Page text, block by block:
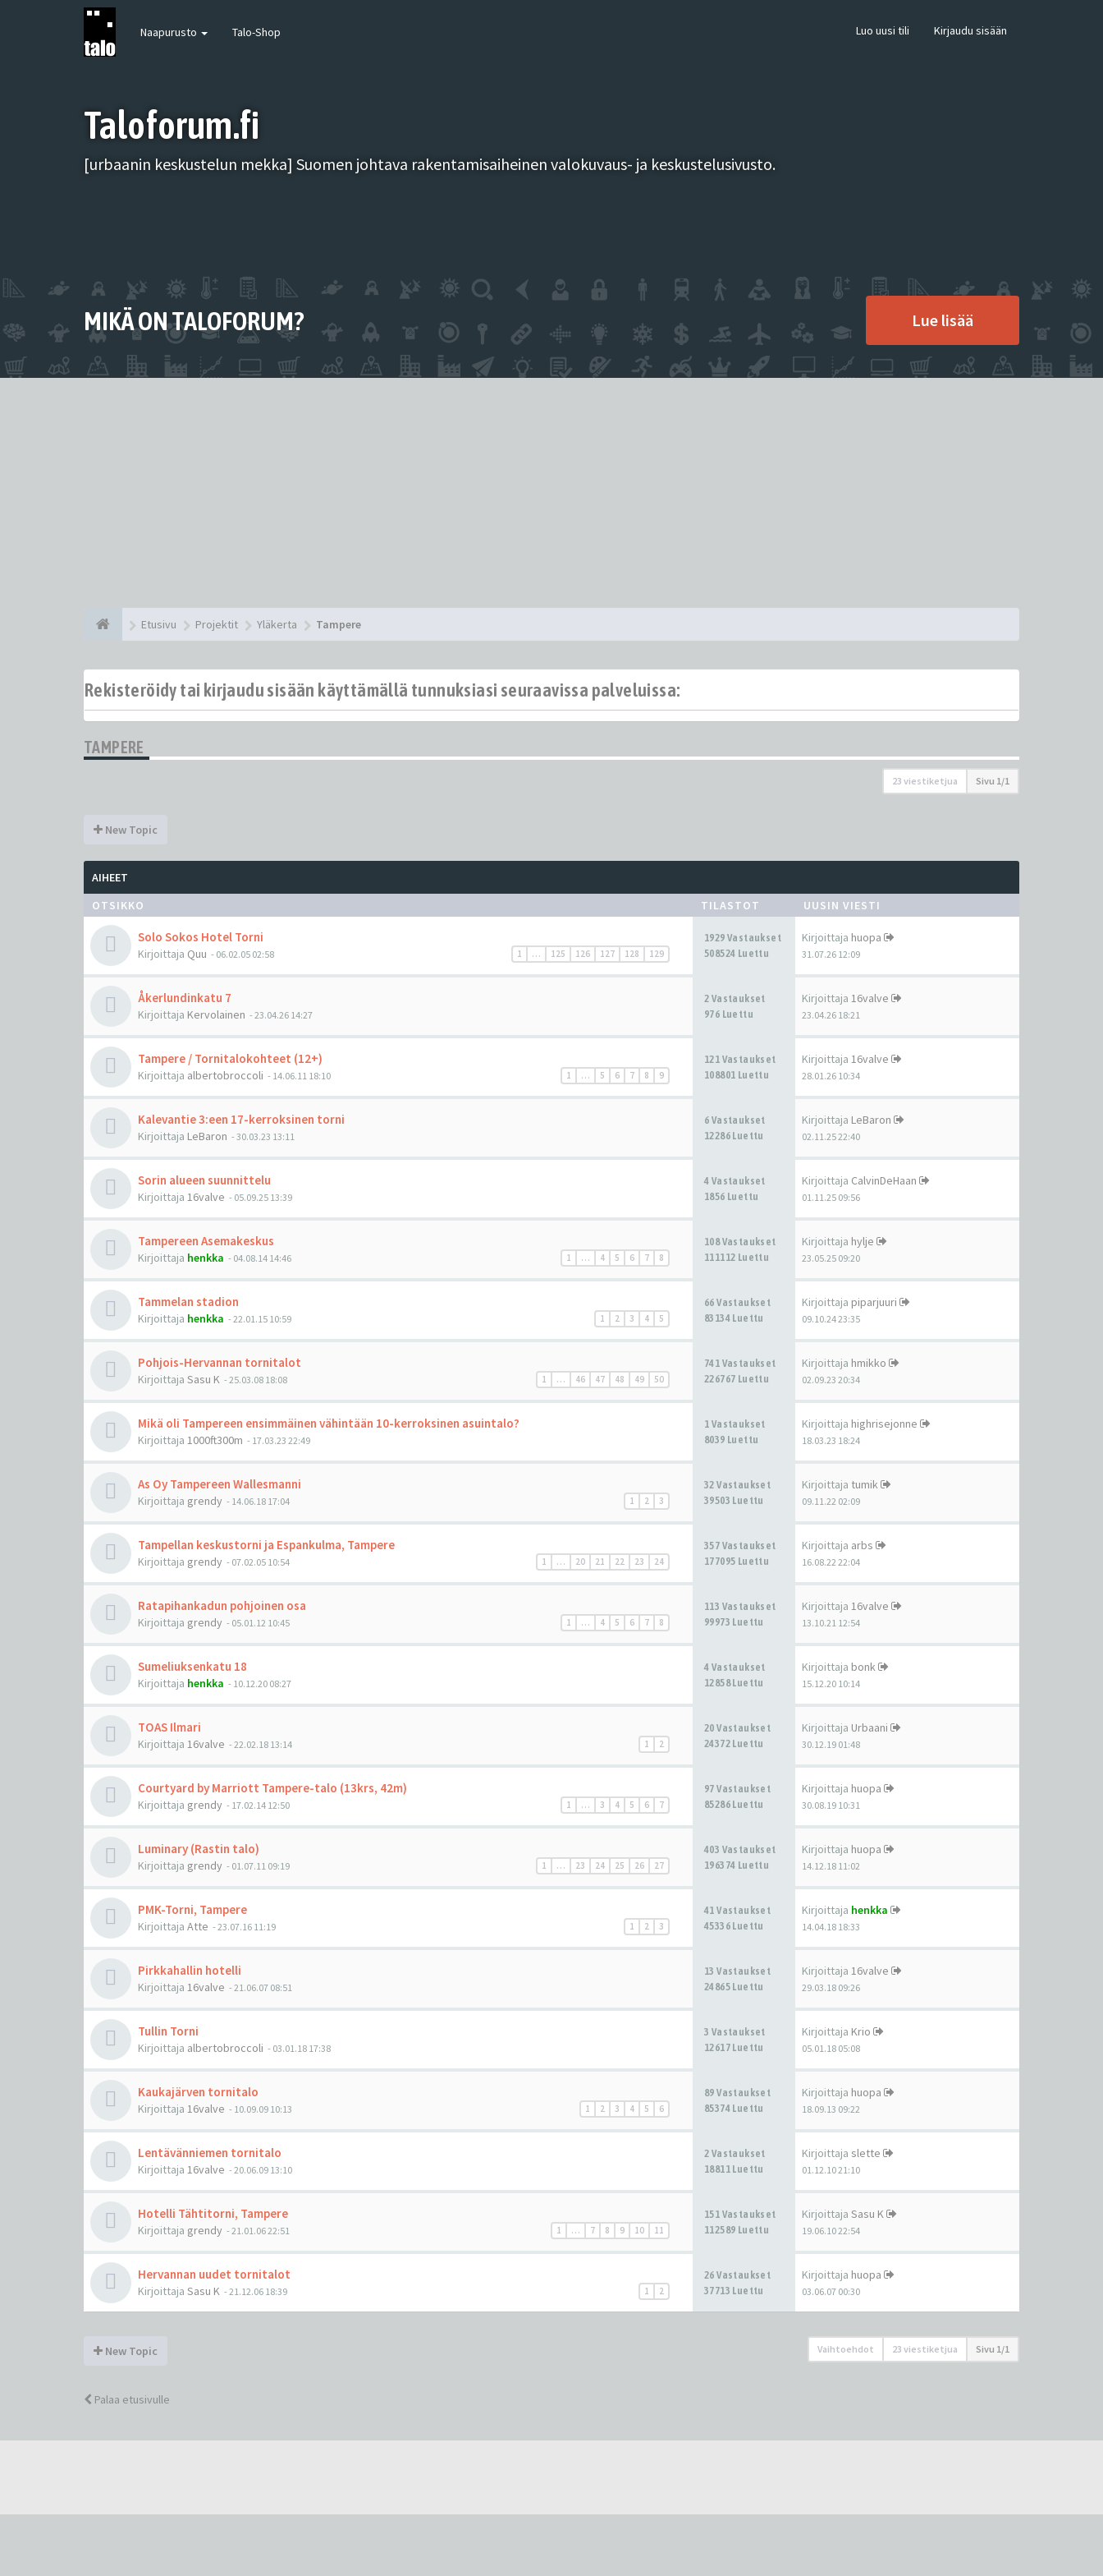
Naapurusto Talo-Shop Luo uusi tili Kirjaudu sisään
Taloforum.fi
[urbaanin keskustelun mekka] Suomen johtava rakentamisaiheinen valokuvaus- ja keskustelusivusto.
MIKÄ ON TALOFORUM? Lue lisää
Etusivu Projektit Yläkerta Tampere
Rekisteröidy tai kirjaudu sisään käyttämällä tunnuksiasi seuraavissa palveluissa:
TAMPERE
23 viestiketjua Sivu 1 /1
New Topic
AIHEET
OTSIKKO
TILASTOT UUSIN VIESTI
Solo Sokos Hotel Torni
1 … 125 126 127 128 129
Kirjoittaja Quu - 06.02.05 02:58
1929 Vastaukset
508524 Luettu
Kirjoittaja huopa
31.07.26 12:09
Åkerlundinkatu 7
Kirjoittaja Kervolainen - 23.04.26 14:27
2 Vastaukset
976 Luettu
Kirjoittaja 16valve
23.04.26 18:21
Tampere / Tornitalokohteet (12+)
1 … 5 6 7 8 9
Kirjoittaja albertobroccoli - 14.06.11 18:10
121 Vastaukset
108801 Luettu
Kirjoittaja 16valve
28.01.26 10:34
Kalevantie 3:een 17-kerroksinen torni
Kirjoittaja LeBaron - 30.03.23 13:11
6 Vastaukset
12286 Luettu
Kirjoittaja LeBaron
02.11.25 22:40
Sorin alueen suunnittelu
Kirjoittaja 16valve - 05.09.25 13:39
4 Vastaukset
1856 Luettu
Kirjoittaja CalvinDeHaan
01.11.25 09:56
Tampereen Asemakeskus
1 … 4 5 6 7 8
Kirjoittaja henkka - 04.08.14 14:46
108 Vastaukset
111112 Luettu
Kirjoittaja hylje
23.05.25 09:20
Tammelan stadion
1 2 3 4 5
Kirjoittaja henkka - 22.01.15 10:59
66 Vastaukset
83134 Luettu
Kirjoittaja piparjuuri
09.10.24 23:35
Pohjois-Hervannan tornitalot
1 … 46 47 48 49 50
Kirjoittaja Sasu K - 25.03.08 18:08
741 Vastaukset
226767 Luettu
Kirjoittaja hmikko
02.09.23 20:34
Mikä oli Tampereen ensimmäinen vähintään 10-kerroksinen asuintalo?
Kirjoittaja 1000ft300m - 17.03.23 22:49
1 Vastaukset
8039 Luettu
Kirjoittaja highrisejonne
18.03.23 18:24
As Oy Tampereen Wallesmanni
1 2 3
Kirjoittaja grendy - 14.06.18 17:04
32 Vastaukset
39503 Luettu
Kirjoittaja tumik
09.11.22 02:09
Tampellan keskustorni ja Espankulma, Tampere
1 … 20 21 22 23 24
Kirjoittaja grendy - 07.02.05 10:54
357 Vastaukset
177095 Luettu
Kirjoittaja arbs
16.08.22 22:04
Ratapihankadun pohjoinen osa
1 … 4 5 6 7 8
Kirjoittaja grendy - 05.01.12 10:45
113 Vastaukset
99973 Luettu
Kirjoittaja 16valve
13.10.21 12:54
Sumeliuksenkatu 18
Kirjoittaja henkka - 10.12.20 08:27
4 Vastaukset
12858 Luettu
Kirjoittaja bonk
15.12.20 10:14
TOAS Ilmari
1 2
Kirjoittaja 16valve - 22.02.18 13:14
20 Vastaukset
24372 Luettu
Kirjoittaja Urbaani
30.12.19 01:48
Courtyard by Marriott Tampere-talo (13krs, 42m)
1 … 3 4 5 6 7
Kirjoittaja grendy - 17.02.14 12:50
97 Vastaukset
85286 Luettu
Kirjoittaja huopa
30.08.19 10:31
Luminary (Rastin talo)
1 … 23 24 25 26 27
Kirjoittaja grendy - 01.07.11 09:19
403 Vastaukset
196374 Luettu
Kirjoittaja huopa
14.12.18 11:02
PMK-Torni, Tampere
1 2 3
Kirjoittaja Atte - 23.07.16 11:19
41 Vastaukset
45336 Luettu
Kirjoittaja henkka
14.04.18 18:33
Pirkkahallin hotelli
Kirjoittaja 16valve - 21.06.07 08:51
13 Vastaukset
24865 Luettu
Kirjoittaja 16valve
29.03.18 09:26
Tullin Torni
Kirjoittaja albertobroccoli - 03.01.18 17:38
3 Vastaukset
12617 Luettu
Kirjoittaja Krio
05.01.18 05:08
Kaukajärven tornitalo
1 2 3 4 5 6
Kirjoittaja 16valve - 10.09.09 10:13
89 Vastaukset
85374 Luettu
Kirjoittaja huopa
18.09.13 09:22
Lentävänniemen tornitalo
Kirjoittaja 16valve - 20.06.09 13:10
2 Vastaukset
18811 Luettu
Kirjoittaja slette
01.12.10 21:10
Hotelli Tähtitorni, Tampere
1 … 7 8 9 10 11
Kirjoittaja grendy - 21.01.06 22:51
151 Vastaukset
112589 Luettu
Kirjoittaja Sasu K
19.06.10 22:54
Hervannan uudet tornitalot
1 2
Kirjoittaja Sasu K - 21.12.06 18:39
26 Vastaukset
37713 Luettu
Kirjoittaja huopa
03.06.07 00:30
New Topic Vaihtoehdot 23 viestiketjua Sivu 1 /1
Palaa etusivulle